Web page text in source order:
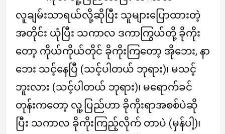
လူချမ်းသာရယ်လို့ဆိုပြီး သူများပြောထားတဲ့
အတိုင်း ယုံပြီး သကာလ ဒကာကြွယ်တို့ ခိုကိုး
တော့ ကိုယ်ကိုယ်တိုင် ခိုကိုးကြတော့ အိုဘေး, နာ
ဘေး သင့်နေပြီ (သင့်ပါတယ် ဘုရား)၊ မသင့်
ဘူးလား (သင့်ပါတယ် ဘုရား)၊ မရောက်ခင်
တုန်းကတော့ လူ့ပြည်ဟာ ခိုကိုးရာအစစ်ပဲဆို
ပြီး သကာလ ခိုကိုးကြည့်လိုက် တာပဲ (မှန်ပါ့)၊